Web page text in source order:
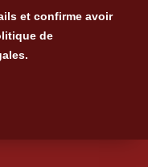
et confirme avoir
de